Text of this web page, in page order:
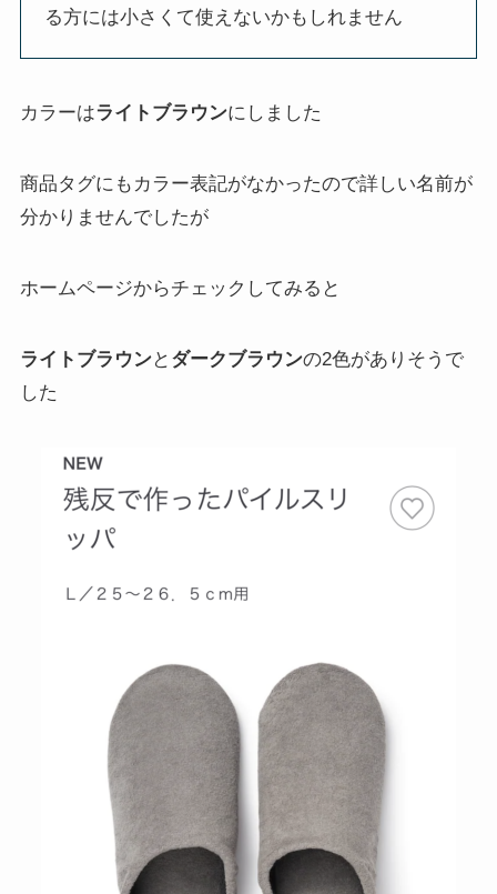
る方には小さくて使えないかもしれません
カラーはライトブラウンにしました
商品タグにもカラー表記がなかったので詳しい名前が
分かりませんでしたが
ホームページからチェックしてみると
ライトブラウンと ダークブラウンの2色がありそうで
した